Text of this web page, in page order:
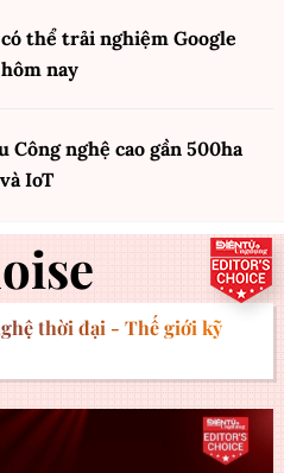
thể trải nghiệm Google
nay
Công nghệ cao gần 500ha
IoT
thời đại - Thế giới kỹ